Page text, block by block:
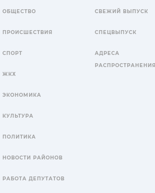
ОБЩЕСТВО
ПРОИСШЕСТВИЯ
СПОРТ
ЖКХ
ЭКОНОМИКА
КУЛЬТУРА
ПОЛИТИКА
НОВОСТИ РАЙОНОВ
РАБОТА ДЕПУТАТОВ
СВЕЖИЙ ВЫПУСК
СПЕЦВЫПУСК
АДРЕСА
РАСПРОСТРАНЕНИЯ